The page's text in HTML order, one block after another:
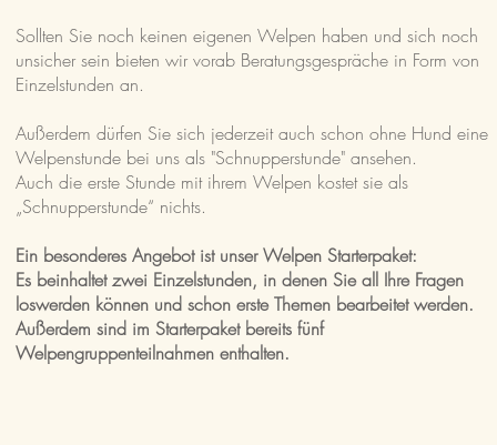
Sollten Sie noch keinen eigenen Welpen haben und sich noch
unsicher sein bieten wir vorab Beratungsgespräche in Form von
Einzelstunden an.
Außerdem dürfen Sie sich jederzeit auch schon ohne Hund eine
Welpenstunde bei uns als "Schnupperstunde" ansehen.
Auch die erste Stunde mit ihrem Welpen kostet sie als
„Schnupperstunde“ nichts.
Ein besonderes Angebot ist unser Welpen Starterpaket:
Es beinhaltet zwei Einzelstunden, in denen Sie all Ihre Fragen
loswerden können und schon erste Themen bearbeitet werden.
Außerdem sind im Starterpaket bereits fünf
Welpengruppenteilnahmen enthalten.